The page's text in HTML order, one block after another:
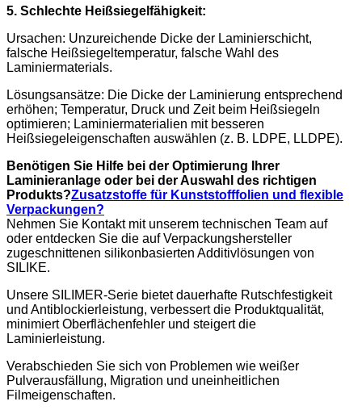
5. Schlechte Heißsiegelfähigkeit:
Ursachen: Unzureichende Dicke der Laminierschicht,
falsche Heißsiegeltemperatur, falsche Wahl des
Laminiermaterials.
Lösungsansätze: Die Dicke der Laminierung entsprechend
erhöhen; Temperatur, Druck und Zeit beim Heißsiegeln
optimieren; Laminiermaterialien mit besseren
Heißsiegeleigenschaften auswählen (z. B. LDPE, LLDPE).
Benötigen Sie Hilfe bei der Optimierung Ihrer
Laminieranlage oder bei der Auswahl des richtigen
Produkts?Zusatzstoffe für Kunststofffolien und flexible
Verpackungen?
Nehmen Sie Kontakt mit unserem technischen Team auf
oder entdecken Sie die auf Verpackungshersteller
zugeschnittenen silikonbasierten Additivlösungen von
SILIKE.
Unsere SILIMER-Serie bietet dauerhafte Rutschfestigkeit
und Antiblockierleistung, verbessert die Produktqualität,
minimiert Oberflächenfehler und steigert die
Laminierleistung.
Verabschieden Sie sich von Problemen wie weißer
Pulverausfällung, Migration und uneinheitlichen
Filmeigenschaften.